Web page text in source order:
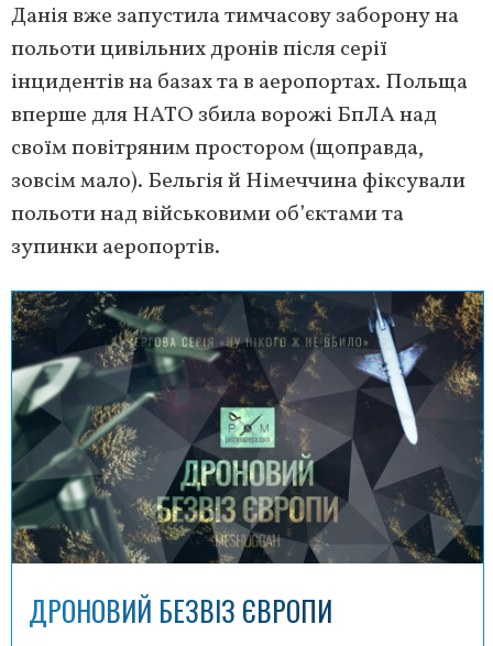
Данія вже запустила тимчасову заборону на
польоти цивільних дронів після серії
інцидентів на базах та в аеропортах. Польща
вперше для НАТО збила ворожі БпЛА над
своїм повітряним простором (щоправда,
зовсім мало). Бельгія й Німеччина фіксували
польоти над військовими об’єктами та
зупинки аеропортів.
ДРОНОВИЙ БЕЗВІЗ ЄВРОПИ